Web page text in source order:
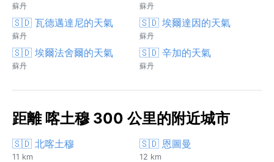
蘇丹 蘇丹
🇸🇩 瓦德邁達尼的天氣
蘇丹
🇸🇩 埃爾達因的天氣
蘇丹
🇸🇩 埃爾法舍爾的天氣
蘇丹
🇸🇩 辛加的天氣
蘇丹
距離 喀土穆 300 公里的附近城市
🇸🇩 北喀土穆
11 km
🇸🇩 恩圖曼
12 km